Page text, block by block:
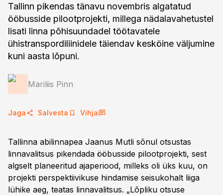
Tallinn pikendas tänavu novembris algatatud
ööbusside pilootprojekti, millega nädalavahetustel
lisati linna põhisuundadel töötavatele
ühistranspordiliinidele täiendav kesköine väljumine
kuni aasta lõpuni.
Mariliis Pinn
Jaga Salvesta Vihja
Tallinna abilinnapea Jaanus Mutli sõnul otsustas
linnavalitsus pikendada ööbusside pilootprojekti, sest
algselt planeeritud ajaperiood, milleks oli üks kuu, on
projekti perspektiivikuse hindamise seisukohalt liiga
lühike aeg, teatas linnavalitsus. „Lõpliku otsuse